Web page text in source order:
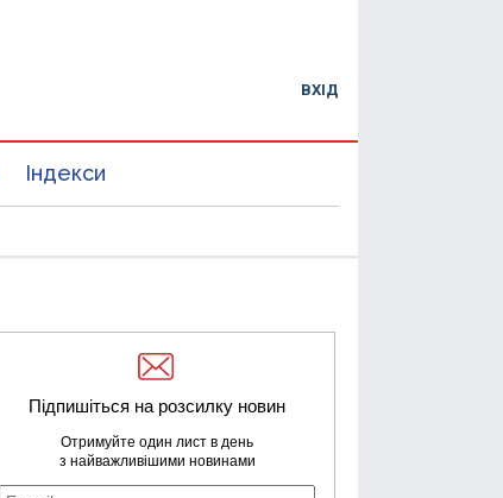
ВХІД
Індекси
Підпишіться на розсилку новин
Отримуйте один лист в день
з найважливішими новинами